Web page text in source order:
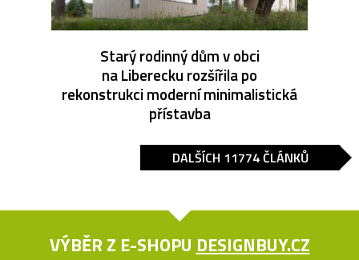
Starý rodinný dům v obci
na Liberecku rozšířila po
rekonstrukci moderní minimalistická
přístavba
DALŠÍCH 11774 ČLÁNKŮ
VÝBĚR Z E-SHOPU DESIGNBUY.CZ